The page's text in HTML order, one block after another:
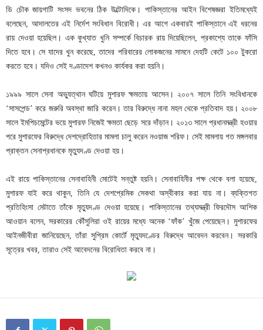
ডি চৌক জায়গাটি সংসদ ভবনের ঠিক উল্টোদিকে। পাকিস্তানের আইন বিশেষজ্ঞরা ইতিমধ্যেই
বলেছেন, আদালতের এই নির্দেশ সংবিধান বিরোধী। এর আগে একবারই পাকিস্তানে এই ধরনের
রায় দেওয়া হয়েছিল। এক কুখ্যাত খুনি সম্পর্কে বিচারক রায় দিয়েছিলেন, প্রকাশ্যে তাকে ফাঁসি
দিতে হবে। সে যাদের খুন করেছে, তাদের পরিবারের লোকজনের সামনে দেহটি কেটে ১০০ টুকরো
করতে হবে। যদিও সেই দণ্ডাদেশ কখনও কার্যকর করা হয়নি।
১৯৯৯ সালে সেনা অভ্যুত্থান ঘটিয়ে মুশারফ ক্ষমতায় আসেন। ২০০৭ সালে তিনি সংবিধানকে
‘সাসপেন্ড’ করে জরুরি অবস্থা জারি করেন। তার বিরুদ্ধে নানা মহল থেকে প্রতিবাদ হয়। ২০০৮
সালে ইমপিচমেন্টের ভয়ে মুশারফ নিজেই ক্ষমতা ছেড়ে সরে দাঁড়ান। ২০১৩ সালে প্রধানমন্ত্রী হওয়ার
পরে মুশারফের বিরুদ্ধে দেশদ্রোহিতার মামলা চালু করেন নওয়াজ শরিফ। সেই মামলায় গত মঙ্গলবার
প্রাক্তন সেনাপ্রধানকে মৃত্যুদণ্ড দেওয়া হয়।
এই রায়ে পাকিস্তানের সেনাবাহিনী মোটেই সন্তুষ্ট হয়নি। সেনাবাহিনীর পক্ষ থেকে বলা হয়েছে,
মুশারফ যাই করে থাকুন, তিনি যে দেশপ্রেমিক সেকথা অস্বীকার করা যায় না। ব্যক্তিগত
প্রতিহিংসা মেটাতে তাঁকে মৃত্যুদণ্ড দেওয়া হয়েছে। পাকিস্তানের তথ্যমন্ত্রী ফিরদৌস আশিক
আওয়ান বলেন, সরকারের কৌঁসুলিরা ওই রায়ের মধ্যে অনেক ‘ফাঁক’ খুঁজে পেয়েছেন। মুশারফের
আইনজীবীরা জানিয়েছেন, তাঁরা সুপ্রিম কোর্টে মৃত্যুদণ্ডের বিরুদ্ধে আবেদন করবেন। সরকারি
সূত্রের খবর, তারাও সেই আবেদনের বিরোধিতা করবে না।